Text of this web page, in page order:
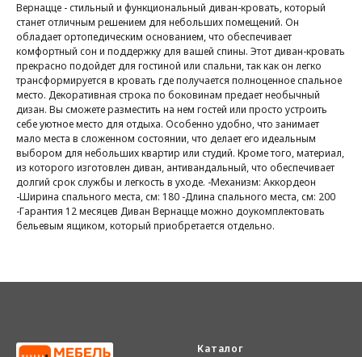
Вернацце - стильный и функциональный диван-кровать, который
станет отличным решением для небольших помещений. Он
обладает ортопедическим основанием, что обеспечивает
комфортный сон и поддержку для вашей спины. Этот диван-кровать
прекрасно подойдет для гостиной или спальни, так как он легко
трансформируется в кровать где получается полноценное спальное
место. Декоративная строка по боковинам предает необычный
дизан. Вы сможете разместить на нем гостей или просто устроить
себе уютное место для отдыха. Особенно удобно, что занимает
мало места в сложенном состоянии, что делает его идеальным
выбором для небольших квартир или студий. Кроме того, материал,
из которого изготовлен диван, антивандальный, что обеспечивает
долгий срок службы и легкость в уходе. -Механизм: Аккордеон
-Ширина спального места, см: 180 -Длина спального места, см: 200
-Гарантия 12 месяцев Диван Вернацце можно доукомплектовать
бельевым ящиком, который приобретается отдельно.
Каталог